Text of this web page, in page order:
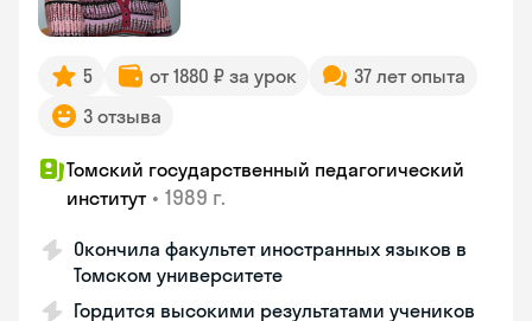
5 от 1880 ₽ за урок
37 лет опыта
3 отзыва
Томский государственный педагогический
институт • 1989 г.
Окончила факультет иностранных языков в
Томском университете
Гордится высокими результатами учеников